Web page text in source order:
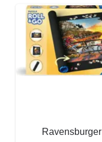
Ravensburger